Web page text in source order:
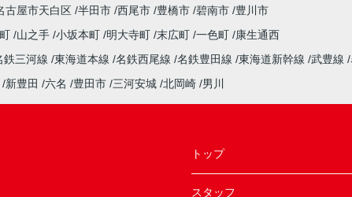
古屋市天白区 半田市 西尾市 豊橋市 碧南市 豊川市
山之手 小坂本町 明大寺町 末広町 一色町
康生通西
鉄三河線 東海道本線 名鉄西尾線 名鉄豊田線 東海道新幹線 武豊線
新豊田 六名 豊田市 三河安城 北岡崎 男川
トップ
スタッフ